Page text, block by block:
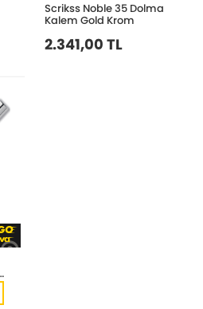
Scrikss Noble 35 Dolma
Kalem Gold Krom
2.341,00 TL